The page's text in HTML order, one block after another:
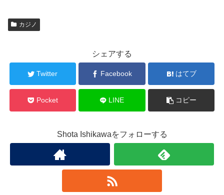
カジノ
シェアする
Twitter Facebook はてブ
Pocket LINE コピー
Shota Ishikawaをフォローする